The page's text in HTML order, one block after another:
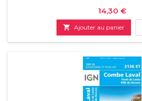
Prix
14,30 €
 Ajouter au panier